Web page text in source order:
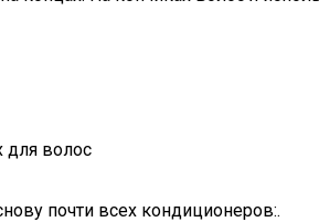
почти всех кондиционеров:.